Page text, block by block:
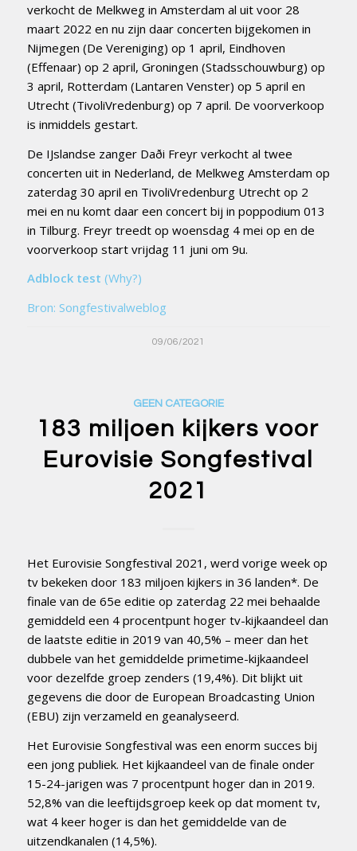
verkocht de Melkweg in Amsterdam al uit voor 28
maart 2022 en nu zijn daar concerten bijgekomen in
Nijmegen (De Vereniging) op 1 april, Eindhoven
(Effenaar) op 2 april, Groningen (Stadsschouwburg) op
3 april, Rotterdam (Lantaren Venster) op 5 april en
Utrecht (TivoliVredenburg) op 7 april. De voorverkoop
is inmiddels gestart.
De IJslandse zanger Daði Freyr verkocht al twee
concerten uit in Nederland, de Melkweg Amsterdam op
zaterdag 30 april en TivoliVredenburg Utrecht op 2
mei en nu komt daar een concert bij in poppodium 013
in Tilburg. Freyr treedt op woensdag 4 mei op en de
voorverkoop start vrijdag 11 juni om 9u.
Adblock test (Why?)
Bron: Songfestivalweblog
09/06/2021
GEEN CATEGORIE
183 miljoen kijkers voor
Eurovisie Songfestival
2021
Het Eurovisie Songfestival 2021, werd vorige week op
tv bekeken door 183 miljoen kijkers in 36 landen*. De
finale van de 65e editie op zaterdag 22 mei behaalde
gemiddeld een 4 procentpunt hoger tv-kijkaandeel dan
de laatste editie in 2019 van 40,5% – meer dan het
dubbele van het gemiddelde primetime-kijkaandeel
voor dezelfde groep zenders (19,4%). Dit blijkt uit
gegevens die door de European Broadcasting Union
(EBU) zijn verzameld en geanalyseerd.
Het Eurovisie Songfestival was een enorm succes bij
een jong publiek. Het kijkaandeel van de finale onder
15-24-jarigen was 7 procentpunt hoger dan in 2019.
52,8% van die leeftijdsgroep keek op dat moment tv,
wat 4 keer hoger is dan het gemiddelde van de
uitzendkanalen (14,5%).